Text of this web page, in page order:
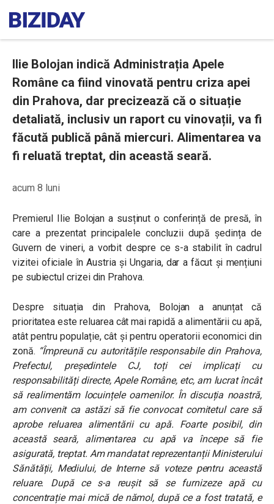
Ilie Bolojan indică Administrația Apele
Române ca fiind vinovată pentru criza apei
din Prahova, dar precizează că o situație
detaliată, inclusiv un raport cu vinovații, va fi
făcută publică până miercuri. Alimentarea va
fi reluată treptat, din această seară.
acum 8 luni
Premierul Ilie Bolojan a susținut o conferință de presă, în
care a prezentat principalele concluzii după ședința de
Guvern de vineri, a vorbit despre ce s-a stabilit în cadrul
vizitei oficiale în Austria și Ungaria, dar a făcut și mențiuni
pe subiectul crizei din Prahova.
Despre situația din Prahova, Bolojan a anunțat că
prioritatea este reluarea cât mai rapidă a alimentării cu apă,
atât pentru populație, cât și pentru operatorii economici din
zonă. “Împreună cu autoritățile responsabile din Prahova,
Prefectul, președintele CJ, toți cei implicați cu
responsabilități directe, Apele Române, etc, am lucrat încât
să realimentăm locuințele oamenilor. În discuția noastră,
am convenit ca astăzi să fie convocat comitetul care să
aprobe reluarea alimentării cu apă. Foarte posibil, din
această seară, alimentarea cu apă va începe să fie
asigurată, treptat. Am mandatat reprezentanții Ministerului
Sănătății, Mediului, de Interne să voteze pentru această
reluare. După ce s-a reușit să se furnizeze apă cu
concentrație mai mică de nămol, după ce a fost tratată, e